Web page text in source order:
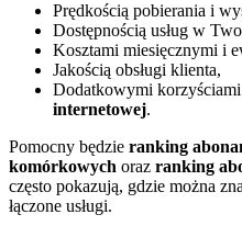
Prędkością pobierania i
Dostępnością usług w
Kosztami miesięcznymi i
Jakością obsługi klienta,
Dodatkowymi
internetowej.
Pomocny będzie ranking
komórkowych oraz ranking
często pokazują, gdzie można
łączone usługi.